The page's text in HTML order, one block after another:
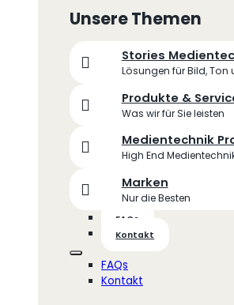
Unsere Themen
Stories
Lösungen für Bild, Ton
Produkte &
Was wir für Sie leisten
Medientechnik
High End
Marken
Nur die Besten
FAQs
Kontakt
FAQs
Kontakt